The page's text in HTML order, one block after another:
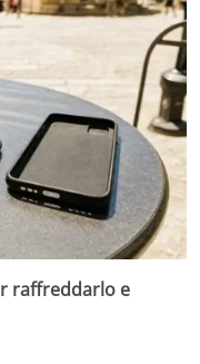
raffreddarlo e